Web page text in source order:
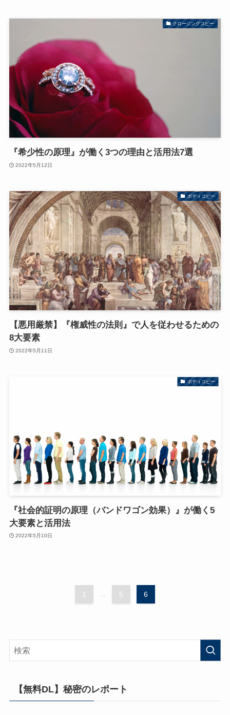
クロージングコピー
『希少性の原理』が働く3つの理由と活用法7選
2022年5月12日
ボディコピー
【悪用厳禁】『権威性の法則』で人を従わせるための
8大要素
2022年5月11日
ボディコピー
『社会的証明の原理（バンドワゴン効果）』が働く5
大要素と活用法
2022年5月10日
1 5 6
【無料DL】秘密のレポート